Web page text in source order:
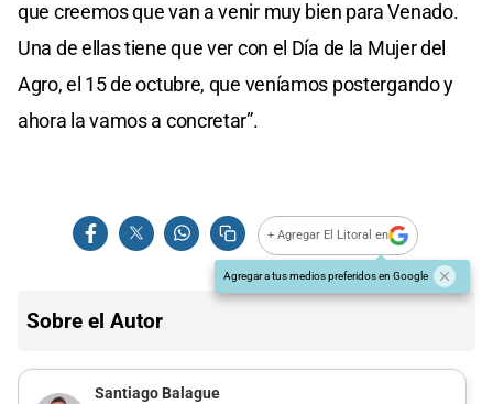
que creemos que van a venir muy bien para Venado.
Una de ellas tiene que ver con el Día de la Mujer del
Agro, el 15 de octubre, que veníamos postergando y
ahora la vamos a concretar”.
+ Agregar El Litoral en
Agregar a tus medios preferidos en Google
Sobre el Autor
Santiago Balague